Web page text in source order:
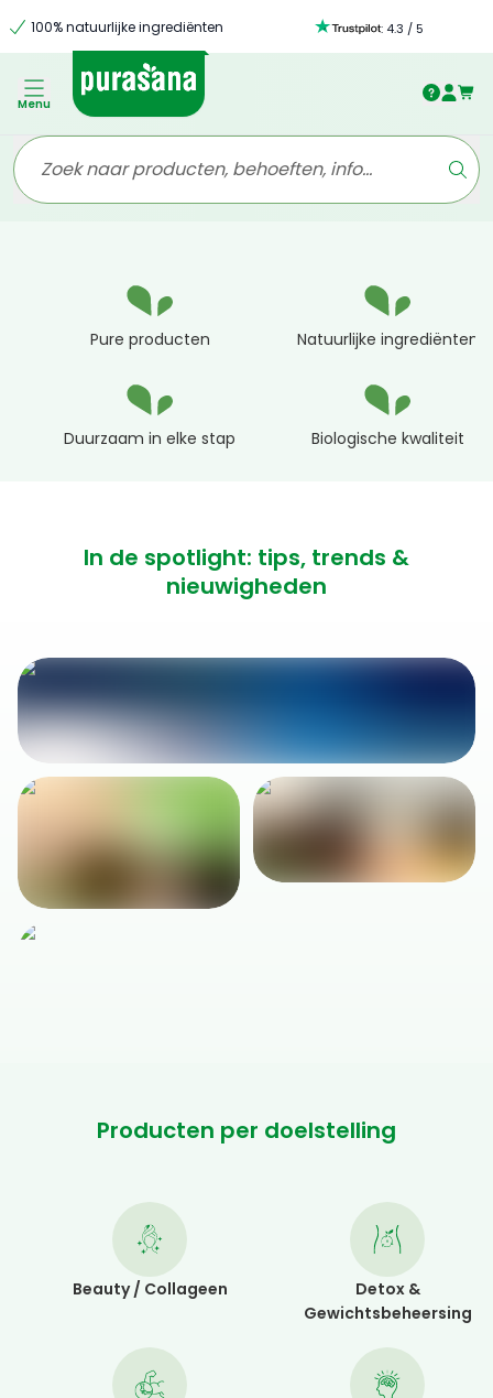
100% natuurlijke ingrediënten : 4.3 /5
Menu
Pure producten Natuurlijke ingrediënten
Duurzaam in elke stap Biologische kwaliteit
In de spotlight: tips, trends &
nieuwigheden
Producten per doelstelling
Beauty / Collageen
Detox &
Gewichtsbeheersing